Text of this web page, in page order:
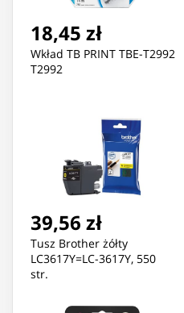
18,45 zł
Wkład TB PRINT TBE-T2992
T2992
39,56 zł
Tusz Brother żółty
LC3617Y=LC-3617Y, 550
str.